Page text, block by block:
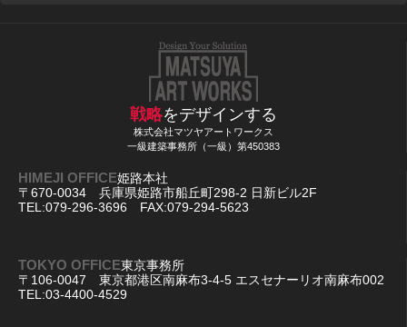
戦略をデザインする
株式会社マツヤアートワークス
一級建築事務所（一級）第450383
HIMEJI OFFICE姫路本社
〒670-0034 兵庫県姫路市船丘町298-2 日新ビル2F
TEL:079-296-3696 FAX:079-294-5623
TOKYO OFFICE東京事務所
〒106-0047 東京都港区南麻布3-4-5 エスセナーリオ南麻布002
TEL:03-4400-4529